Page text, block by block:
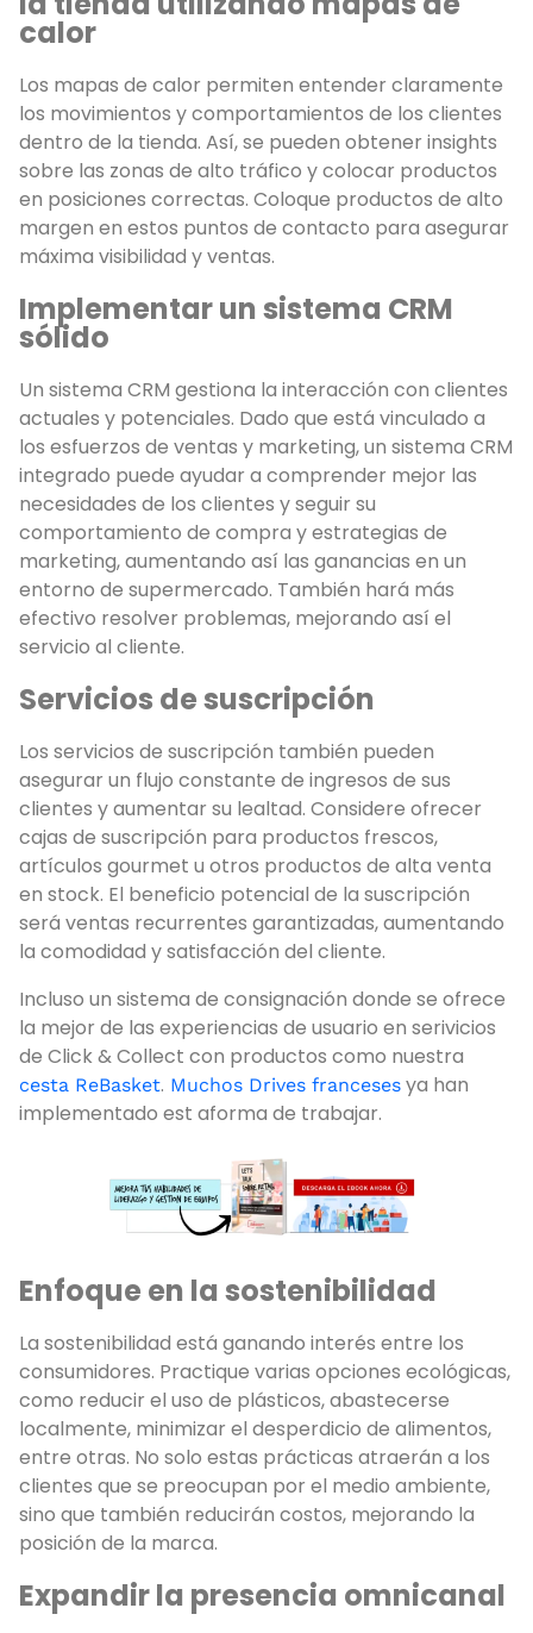
calor
Los mapas de calor permiten entender claramente
los movimientos y comportamientos de los clientes
dentro de la tienda. Así, se pueden obtener insights
sobre las zonas de alto tráfico y colocar productos
en posiciones correctas. Coloque productos de alto
margen en estos puntos de contacto para asegurar
máxima visibilidad y ventas.
Implementar un sistema CRM
sólido
Un sistema CRM gestiona la interacción con clientes
actuales y potenciales. Dado que está vinculado a
los esfuerzos de ventas y marketing, un sistema CRM
integrado puede ayudar a comprender mejor las
necesidades de los clientes y seguir su
comportamiento de compra y estrategias de
marketing, aumentando así las ganancias en un
entorno de supermercado. También hará más
efectivo resolver problemas, mejorando así el
servicio al cliente.
Servicios de suscripción
Los servicios de suscripción también pueden
asegurar un flujo constante de ingresos de sus
clientes y aumentar su lealtad. Considere ofrecer
cajas de suscripción para productos frescos,
artículos gourmet u otros productos de alta venta
en stock. El beneficio potencial de la suscripción
será ventas recurrentes garantizadas, aumentando
la comodidad y satisfacción del cliente.
Incluso un sistema de consignación donde se ofrece
la mejor de las experiencias de usuario en serivicios
de Click & Collect con productos como nuestra
cesta ReBasket. Muchos Drives franceses ya han
implementado est aforma de trabajar.
Enfoque en la sostenibilidad
La sostenibilidad está ganando interés entre los
consumidores. Practique varias opciones ecológicas,
como reducir el uso de plásticos, abastecerse
localmente, minimizar el desperdicio de alimentos,
entre otras. No solo estas prácticas atraerán a los
clientes que se preocupan por el medio ambiente,
sino que también reducirán costos, mejorando la
posición de la marca.
Expandir la presencia omnicanal